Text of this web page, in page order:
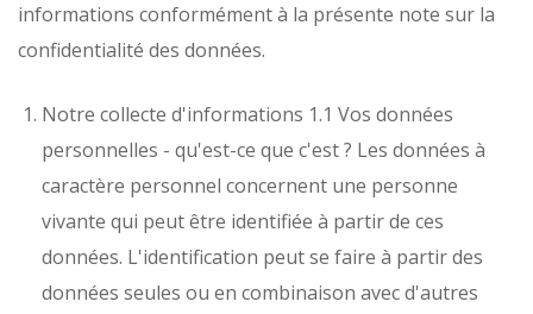
informations conformément à la présente note sur la
confidentialité des données.
Notre collecte d'informations 1.1 Vos données
personnelles - qu'est-ce que c'est ? Les données à
caractère personnel concernent une personne
vivante qui peut être identifiée à partir de ces
données. L'identification peut se faire à partir des
données seules ou en combinaison avec d'autres